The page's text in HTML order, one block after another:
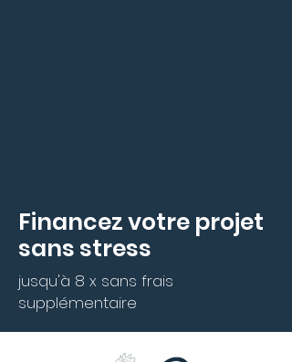
Financez votre projet
sans stress
jusqu'à 8 x sans frais
supplémentaire